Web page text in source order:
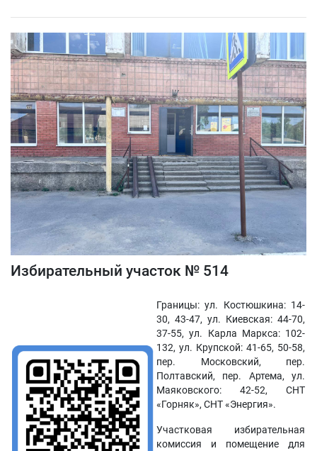
Избирательный участок № 514
Границы: ул. Костюшкина: 14-
30, 43-47, ул. Киевская: 44-70,
37-55, ул. Карла Маркса: 102-
132, ул. Крупской: 41-65, 50-58,
пер. Московский, пер.
Полтавский, пер. Артема, ул.
Маяковского: 42-52, СНТ
«Горняк», СНТ «Энергия».
Участковая избирательная
комиссия и помещение для